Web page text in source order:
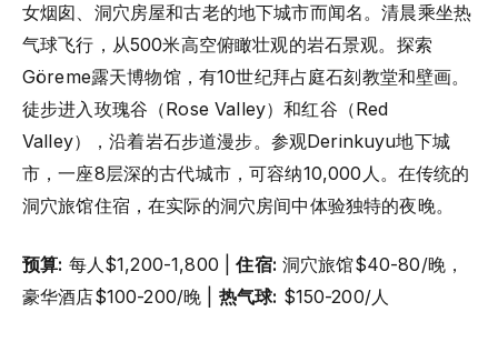
女烟囱、洞穴房屋和古老的地下城市而闻名。清晨乘坐热
气球飞行，从500米高空俯瞰壮观的岩石景观。探索
Göreme露天博物馆，有10世纪拜占庭石刻教堂和壁画。
徒步进入玫瑰谷（Rose Valley）和红谷（Red
Valley），沿着岩石步道漫步。参观Derinkuyu地下城
市，一座8层深的古代城市，可容纳10,000人。在传统的
洞穴旅馆住宿，在实际的洞穴房间中体验独特的夜晚。
预算: 每人$1,200-1,800 |住宿: 洞穴旅馆$40-80/晚，
豪华酒店$100-200/晚 | 热气球: $150-200/人